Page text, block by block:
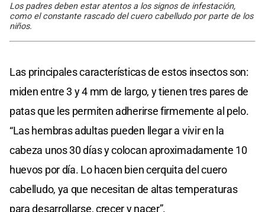
Los padres deben estar atentos a los signos de infestación,
como el constante rascado del cuero cabelludo por parte de los
niños.
Las principales características de estos insectos son:
miden entre 3 y 4 mm de largo, y tienen tres pares de
patas que les permiten adherirse firmemente al pelo.
“Las hembras adultas pueden llegar a vivir en la
cabeza unos 30 días y colocan aproximadamente 10
huevos por día. Lo hacen bien cerquita del cuero
cabelludo, ya que necesitan de altas temperaturas
para desarrollarse, crecer y nacer”.